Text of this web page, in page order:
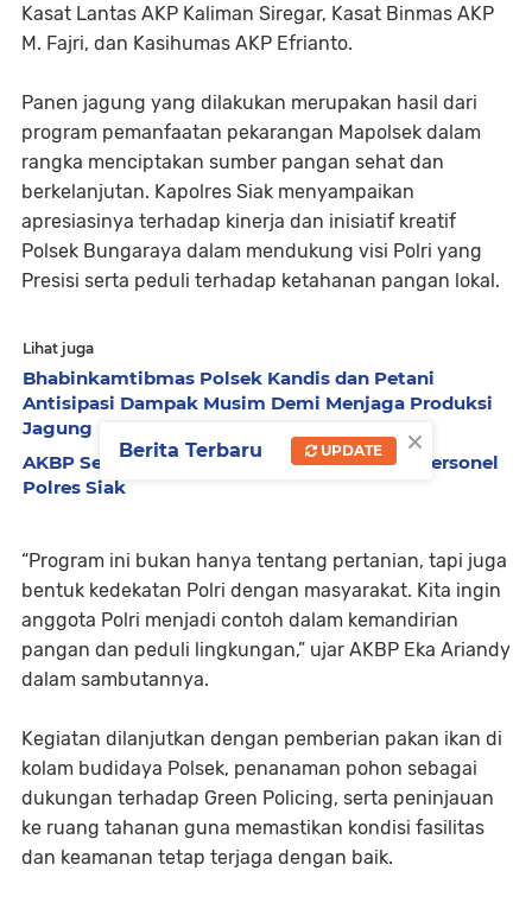
Kasat Lantas AKP Kaliman Siregar, Kasat Binmas AKP
M. Fajri, dan Kasihumas AKP Efrianto.
Panen jagung yang dilakukan merupakan hasil dari
program pemanfaatan pekarangan Mapolsek dalam
rangka menciptakan sumber pangan sehat dan
berkelanjutan. Kapolres Siak menyampaikan
apresiasinya terhadap kinerja dan inisiatif kreatif
Polsek Bungaraya dalam mendukung visi Polri yang
Presisi serta peduli terhadap ketahanan pangan lokal.
Lihat juga
Bhabinkamtibmas Polsek Kandis dan Petani
Antisipasi Dampak Musim Demi Menjaga Produksi
Jagung
AKBP Sepuh Pimpin Kenaikan Pangkat 63 Personel
Polres Siak
“Program ini bukan hanya tentang pertanian, tapi juga
bentuk kedekatan Polri dengan masyarakat. Kita ingin
anggota Polri menjadi contoh dalam kemandirian
pangan dan peduli lingkungan,” ujar AKBP Eka Ariandy
dalam sambutannya.
Kegiatan dilanjutkan dengan pemberian pakan ikan di
kolam budidaya Polsek, penanaman pohon sebagai
dukungan terhadap Green Policing, serta peninjauan
ke ruang tahanan guna memastikan kondisi fasilitas
dan keamanan tetap terjaga dengan baik.
×
Berita Terbaru UPDATE